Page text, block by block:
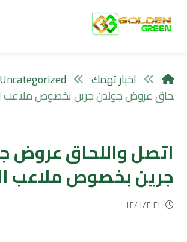
اخبار تهمك Uncategorized
حاق عروض جولدن جرين بخصوص ملاعب
اتصل واللحاق عروض
جرين بخصوص ملاعب
١٢/٠١/٢٠٢١